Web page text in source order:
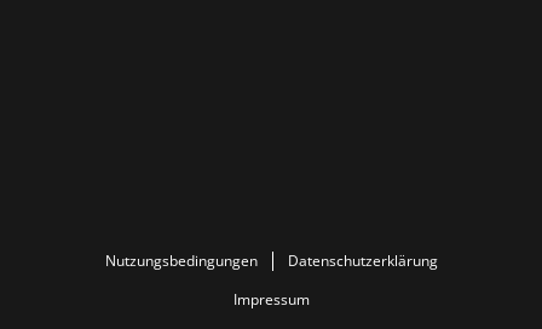
Nutzungsbedingungen
Datenschutzerklärung
Impressum